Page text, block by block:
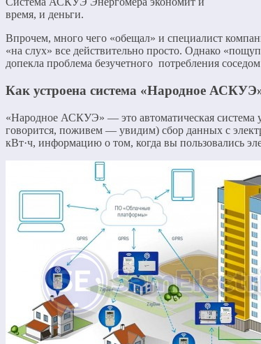
время, и деньги.
Впрочем, много чего «обещал» и специалист
«на слух» все действительно просто. Однако
допекла проблема безучетного потребления
Как устроена система «Народное
«Народное АСКУЭ» — это автоматическая система
говорится, поживем — увидим) сбор данных с
кВт·ч, информацию о том, когда вы пользовались